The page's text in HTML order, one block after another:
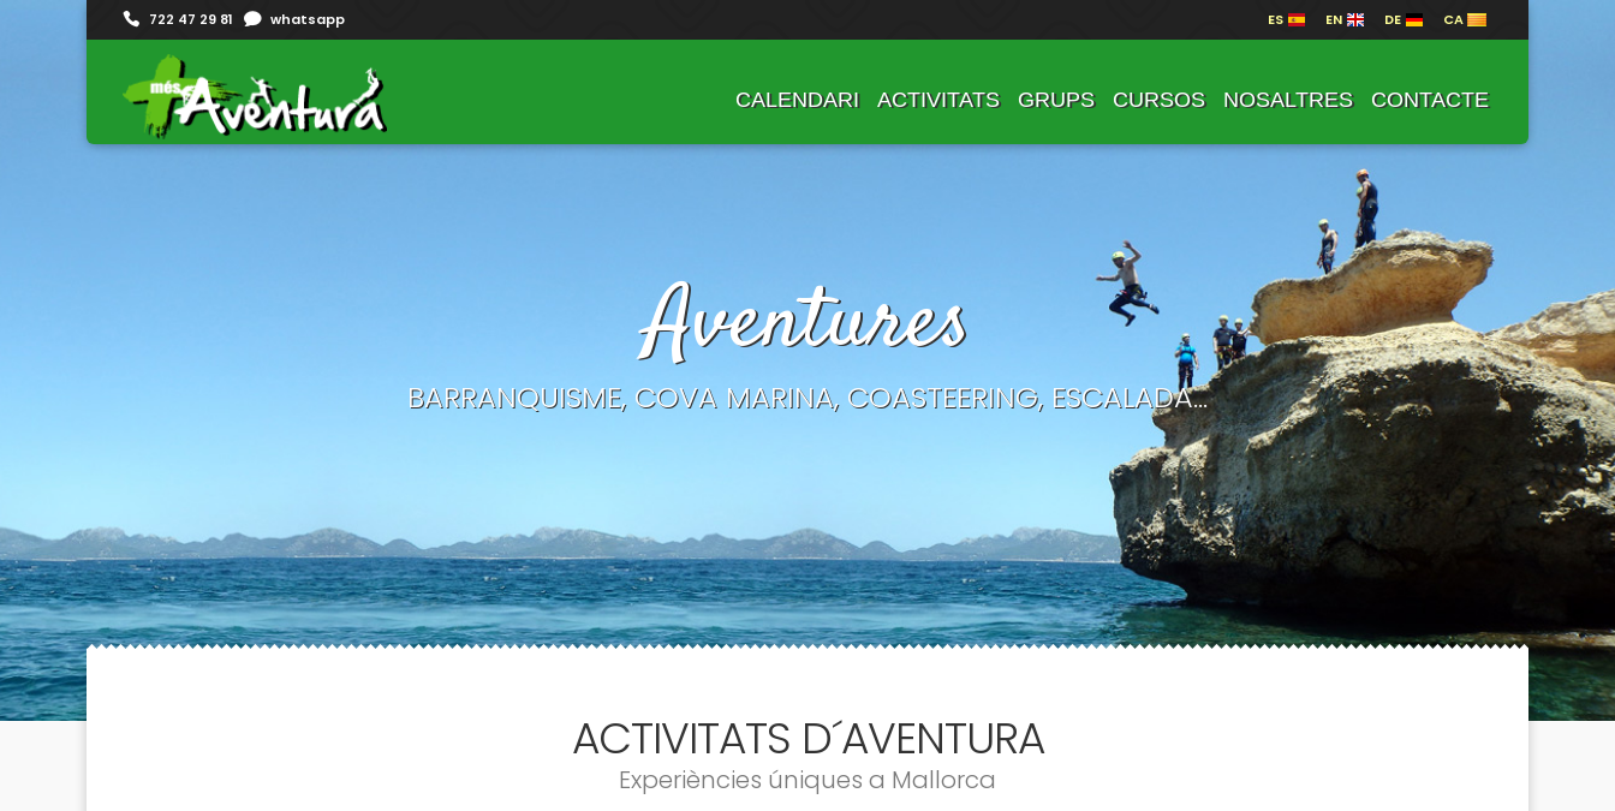
722 47 29 81 whatsapp ES EN DE CA
CALENDARI ACTIVITATS GRUPS CURSOS NOSALTRES CONTACTE
Aventures
BARRANQUISME, COVA MARINA, COASTEERING, ESCALADA...
ACTIVITATS D´AVENTURA
Experiències úniques a Mallorca